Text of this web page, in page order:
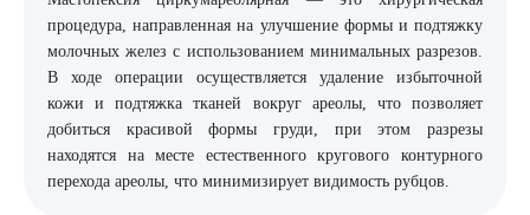
ЗАКАЗАТЬ ЗВОНОК
ЗАПИСЬ ОНЛАЙН
процедура, направленная на улучшение формы и подтяжку
молочных желез с использованием минимальных разрезов.
В ходе операции осуществляется удаление избыточной
кожи и подтяжка тканей вокруг ареолы, что позволяет
добиться красивой формы груди, при этом разрезы
находятся на месте естественного кругового контурного
перехода ареолы, что минимизирует видимость рубцов.